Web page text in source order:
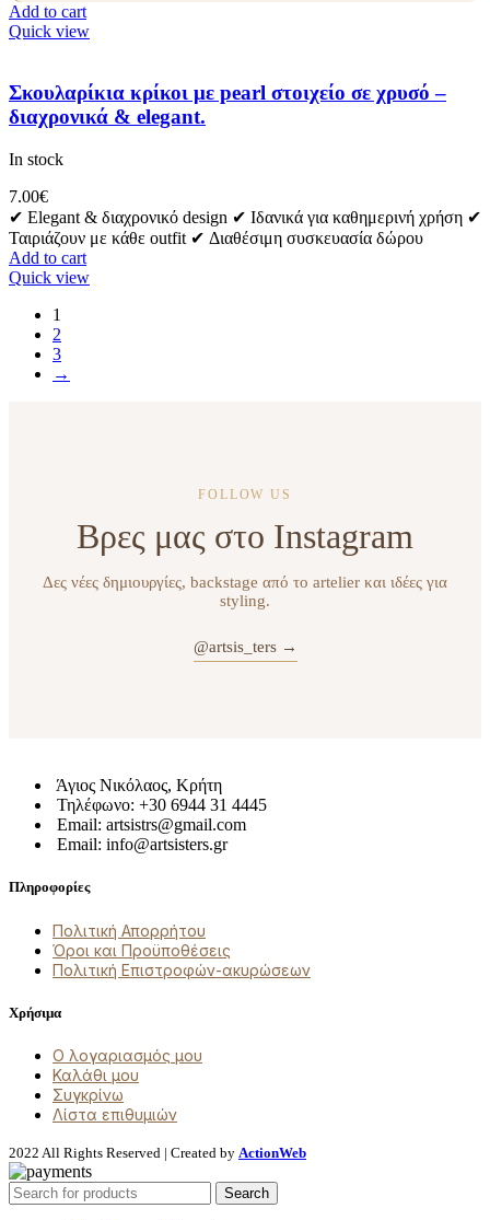
Add to cart
Quick view
Σκουλαρίκια κρίκοι με pearl στοιχείο σε χρυσό –
διαχρονικά & elegant.
In stock
7.00€
✔ Elegant & διαχρονικό design ✔ Ιδανικά για καθημερινή χρήση ✔
Ταιριάζουν με κάθε outfit ✔ Διαθέσιμη συσκευασία δώρου
Add to cart
Quick view
1
2
3
→
FOLLOW US
Βρες μας στο Instagram
Δες νέες δημιουργίες, backstage από το artelier και ιδέες για
styling.
@artsis_ters →
Άγιος Νικόλαος, Κρήτη
Τηλέφωνο: +30 6944 31 4445
Email: artsistrs@gmail.com
Email: info@artsisters.gr
Πληροφορίες
Πολιτική Απορρήτου
Όροι και Προϋποθέσεις
Πολιτική Επιστροφών-ακυρώσεων
Χρήσιμα
Ο λογαριασμός μου
Καλάθι μου
Συγκρίνω
Λίστα επιθυμιών
2022 All Rights Reserved | Created by ActionWeb
Search